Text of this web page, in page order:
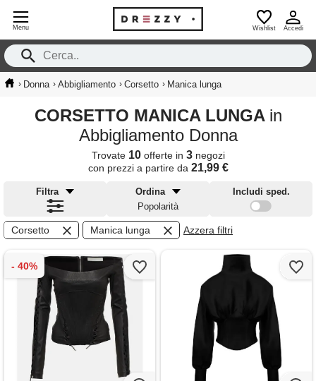
Menu Wishlist Accedi
› Donna › Abbigliamento › Corsetto › Manica lunga
CORSETTO MANICA LUNGA in
Abbigliamento Donna
Trovate 10offerte in 3negozi
con prezzi a partire da 21,99 €
Filtra
Ordina
Popolarità
Includi sped.
Corsetto Manica lunga Azzera filtri